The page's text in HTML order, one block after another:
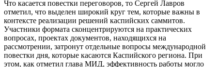
Что касается повестки переговоров, то Сергей Лавров
отметил, что выделен широкий круг тем, которые важны в
контексте реализации решений каспийских саммитов.
Участники формата сконцентрируются на практических
вопросах, проектах документов, находящихся на
рассмотрении, затронут отдельные вопросы международной
повестки дня, которые касаются Каспийского региона. При
этом, как отметил глава МИД, эффективность работы могло